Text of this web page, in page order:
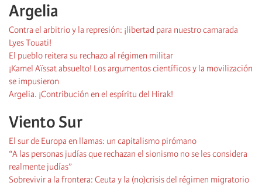
Argelia
Contra el arbitrio y la represión: ¡libertad para nuestro camarada
Lyes Touati!
El pueblo reitera su rechazo al régimen militar
¡Kamel Aïssat absuelto! Los argumentos científicos y la movilización
se impusieron
Argelia. ¡Contribución en el espíritu del Hirak!
Viento Sur
El sur de Europa en llamas: un capitalismo pirómano
“A las personas judías que rechazan el sionismo no se les considera
realmente judías”
Sobrevivir a la frontera: Ceuta y la (no)crisis del régimen migratorio